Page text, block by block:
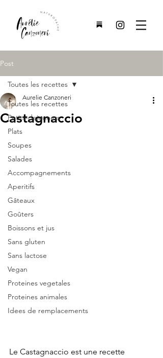
Post
Toutes les recettes
Petits-dejeuners
Plats
Soupes
Salades
Accompagnements
Aperitifs
Gâteaux
Goûters
Boissons et jus
Sans gluten
Sans lactose
Vegan
Proteines vegetales
Proteines animales
Idees de remplacements
Toutes les recettes
Castagnaccio
Aurelie Canzoneri
Le Castagnaccio est une recette